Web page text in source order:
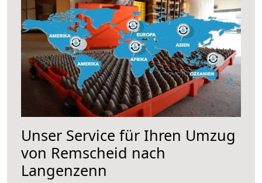
Unser Service für Ihren Umzug
von Remscheid nach
Langenzenn